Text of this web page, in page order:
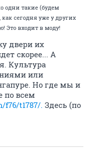
одни такие (будем
сегодня уже у других
Это входит в моду!
двери их
скорее... А
Культура
или
Но где мы и
по всем
t1787/. Здесь (по